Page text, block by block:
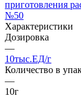
приготовления
№50
Характеристики
Дозировка
—
10тыс.ЕД/г
Количество в
—
10г